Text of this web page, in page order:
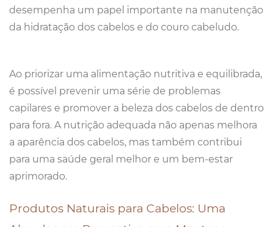
desempenha um papel importante na manutenção
da hidratação dos cabelos e do couro cabeludo.
Ao priorizar uma alimentação nutritiva e equilibrada,
é possível prevenir uma série de problemas
capilares e promover a beleza dos cabelos de dentro
para fora. A nutrição adequada não apenas melhora
a aparência dos cabelos, mas também contribui
para uma saúde geral melhor e um bem-estar
aprimorado.
Produtos Naturais para Cabelos: Uma